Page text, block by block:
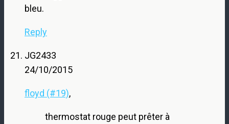
bleu.
Reply
JG2433
24/10/2015
floyd (#19),
thermostat rouge peut prêter à